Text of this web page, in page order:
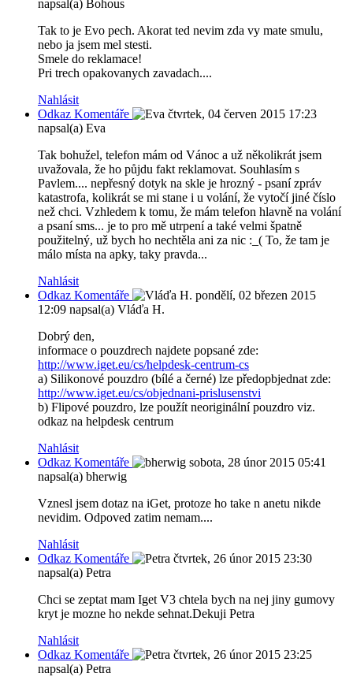
napsal(a) Bohous
Tak to je Evo pech. Akorat ted nevim zda vy mate smulu,
nebo ja jsem mel stesti.
Smele do reklamace!
Pri trech opakovanych zavadach....
Nahlásit
Odkaz Komentáře
čtvrtek, 04 červen 2015 17:23
napsal(a) Eva
Tak bohužel, telefon mám od Vánoc a už několikrát jsem
uvažovala, že ho půjdu fakt reklamovat. Souhlasím s
Pavlem.... nepřesný dotyk na skle je hrozný - psaní zpráv
katastrofa, kolikrát se mi stane i u volání, že vytočí jiné číslo
než chci. Vzhledem k tomu, že mám telefon hlavně na volání
a psaní sms... je to pro mě utrpení a také velmi špatně
použitelný, už bych ho nechtěla ani za nic :_( To, že tam je
málo místa na apky, taky pravda...
Nahlásit
Odkaz Komentáře
pondělí, 02 březen 2015
12:09 napsal(a) Vláďa H.
Dobrý den,
informace o pouzdrech najdete popsané zde:
http://www.iget.eu/cs/helpdesk-centrum-cs
a) Silikonové pouzdro (bílé a černé) lze předopbjednat zde:
http://www.iget.eu/cs/objednani-prislusenstvi
b) Flipové pouzdro, lze použít neoriginální pouzdro viz.
odkaz na helpdesk centrum
Nahlásit
Odkaz Komentáře
sobota, 28 únor 2015 05:41
napsal(a) bherwig
Vznesl jsem dotaz na iGet, protoze ho take n anetu nikde
nevidim. Odpoved zatim nemam....
Nahlásit
Odkaz Komentáře
čtvrtek, 26 únor 2015 23:30
napsal(a) Petra
Chci se zeptat mam Iget V3 chtela bych na nej jiny gumovy
kryt je mozne ho nekde sehnat.Dekuji Petra
Nahlásit
Odkaz Komentáře
čtvrtek, 26 únor 2015 23:25
napsal(a) Petra